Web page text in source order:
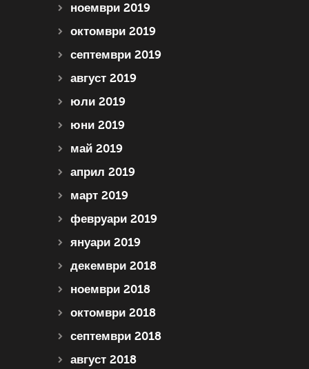
ноември 2019
октомври 2019
септември 2019
август 2019
юли 2019
юни 2019
май 2019
април 2019
март 2019
февруари 2019
януари 2019
декември 2018
ноември 2018
октомври 2018
септември 2018
август 2018